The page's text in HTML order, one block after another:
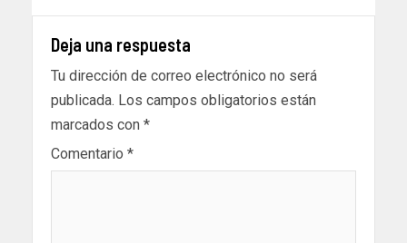
Deja una respuesta
Tu dirección de correo electrónico no será
publicada. Los campos obligatorios están
marcados con *
Comentario *